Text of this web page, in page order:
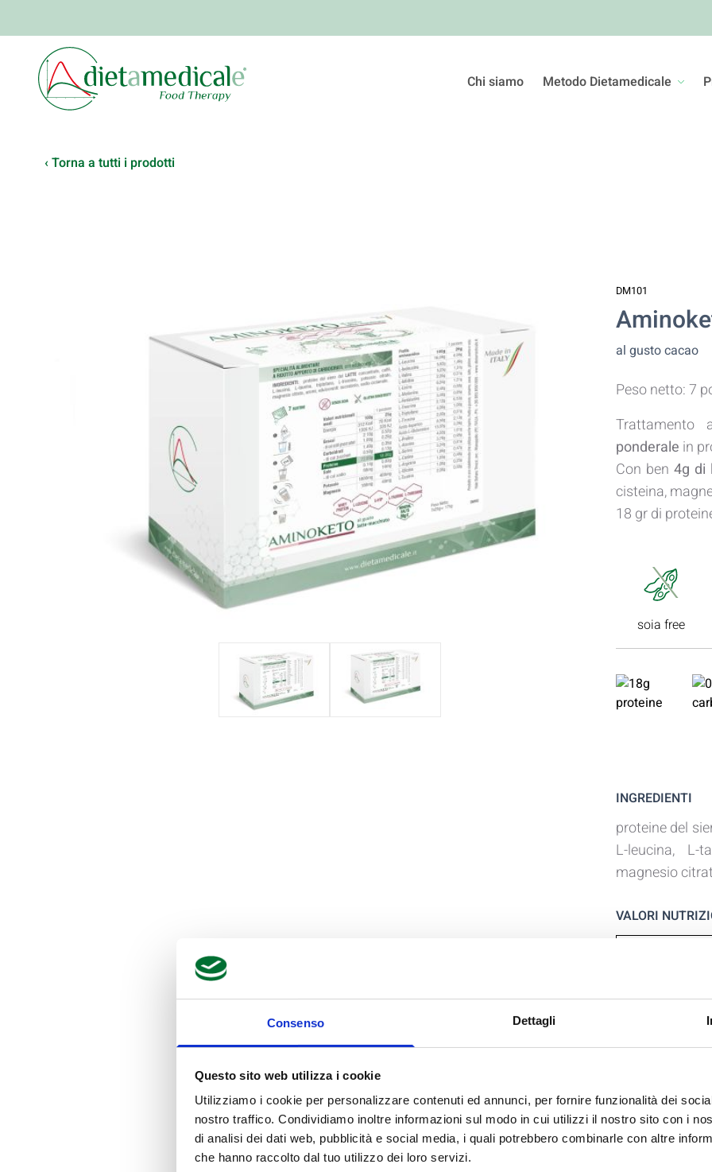
Consenso Dettagli
Questo sito web utilizza i cookie
Utilizziamo i cookie per personalizzare contenuti ed annunci, per fornire funzionalità dei
nostro traffico. Condividiamo inoltre informazioni sul modo in cui utilizzi il nostro sito con i
di analisi dei dati web, pubblicità e social media, i quali potrebbero combinarle con altre
che hanno raccolto dal tuo utilizzo dei loro servizi.
Chi siamo Metodo Dietamedicale
‹ Torna a tutti i prodotti
DM101
al gusto cacao
Peso netto: 7
Trattamento
ponderale in
Con ben 4g di
cisteina,
18 gr di
soia free
INGREDIENTI
proteine del
L-leucina, L-
magnesio
VALORI
Carboidrati
Sale
- di cui sodio
Potassio